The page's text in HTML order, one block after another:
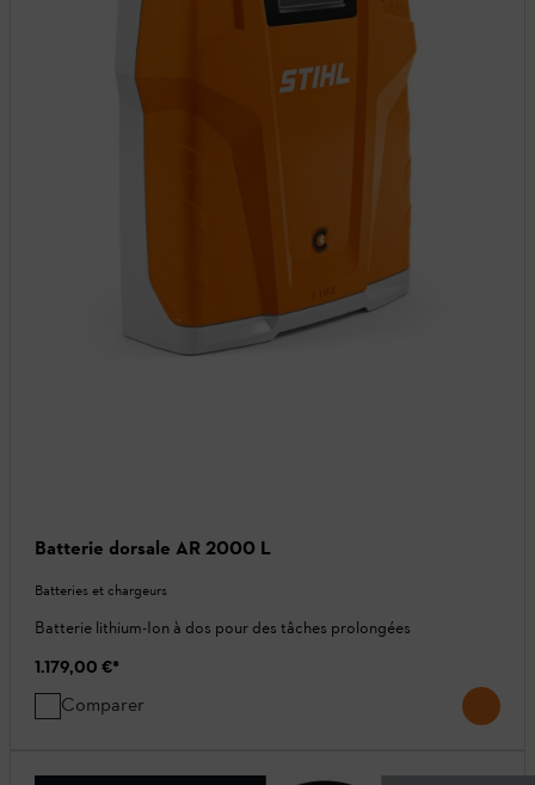
Batterie dorsale AR 2000 L
Batteries et chargeurs
Batterie lithium-Ion à dos pour des tâches prolongées
1.179,00 €*
Comparer